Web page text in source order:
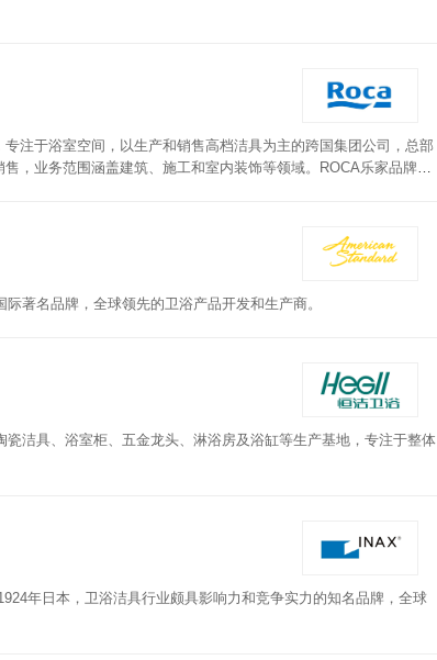
注于浴室空间，以生产和销售高档洁具为主的跨国集团公司，总部
，业务范围涵盖建筑、施工和室内装饰等领域。ROCA乐家品牌倡
著名品牌，全球领先的卫浴产品开发和生产商。
洁具、浴室柜、五金龙头、淋浴房及浴缸等生产基地，专注于整体
年日本，卫浴洁具行业颇具影响力和竞争实力的知名品牌，全球